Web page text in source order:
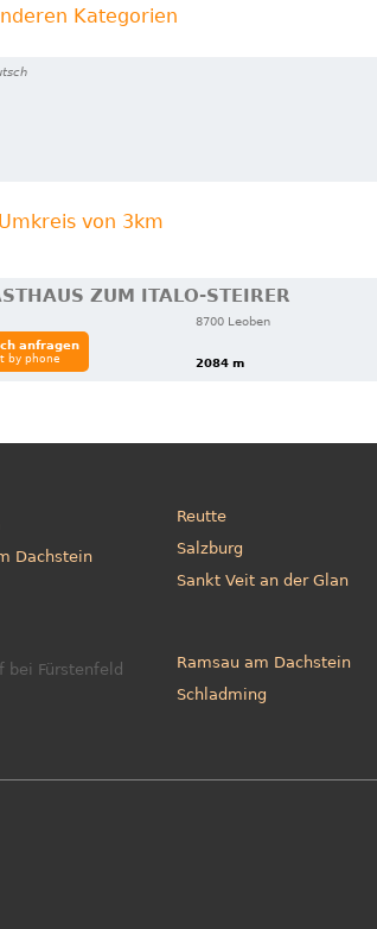
Kategorien
von 3km
ZUM ITALO-STEIRER
8700 Leoben
2084 m
anfragen
by phone
Dachstein
Reutte
Salzburg
Sankt Veit an der Glan
bei Fürstenfeld
Ramsau am Dachstein
Schladming